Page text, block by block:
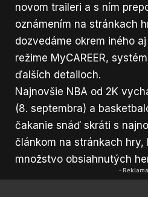
novom traileri a s ním
oznámením na stránkach
dozvedáme okrem iného
režime MyCAREER,
ďalších detailoch.
Najnovšie NBA od 2K
(8. septembra) a
čakanie snáď skráti s
článkom na stránkach hry,
množstvo obsiahnutých
-